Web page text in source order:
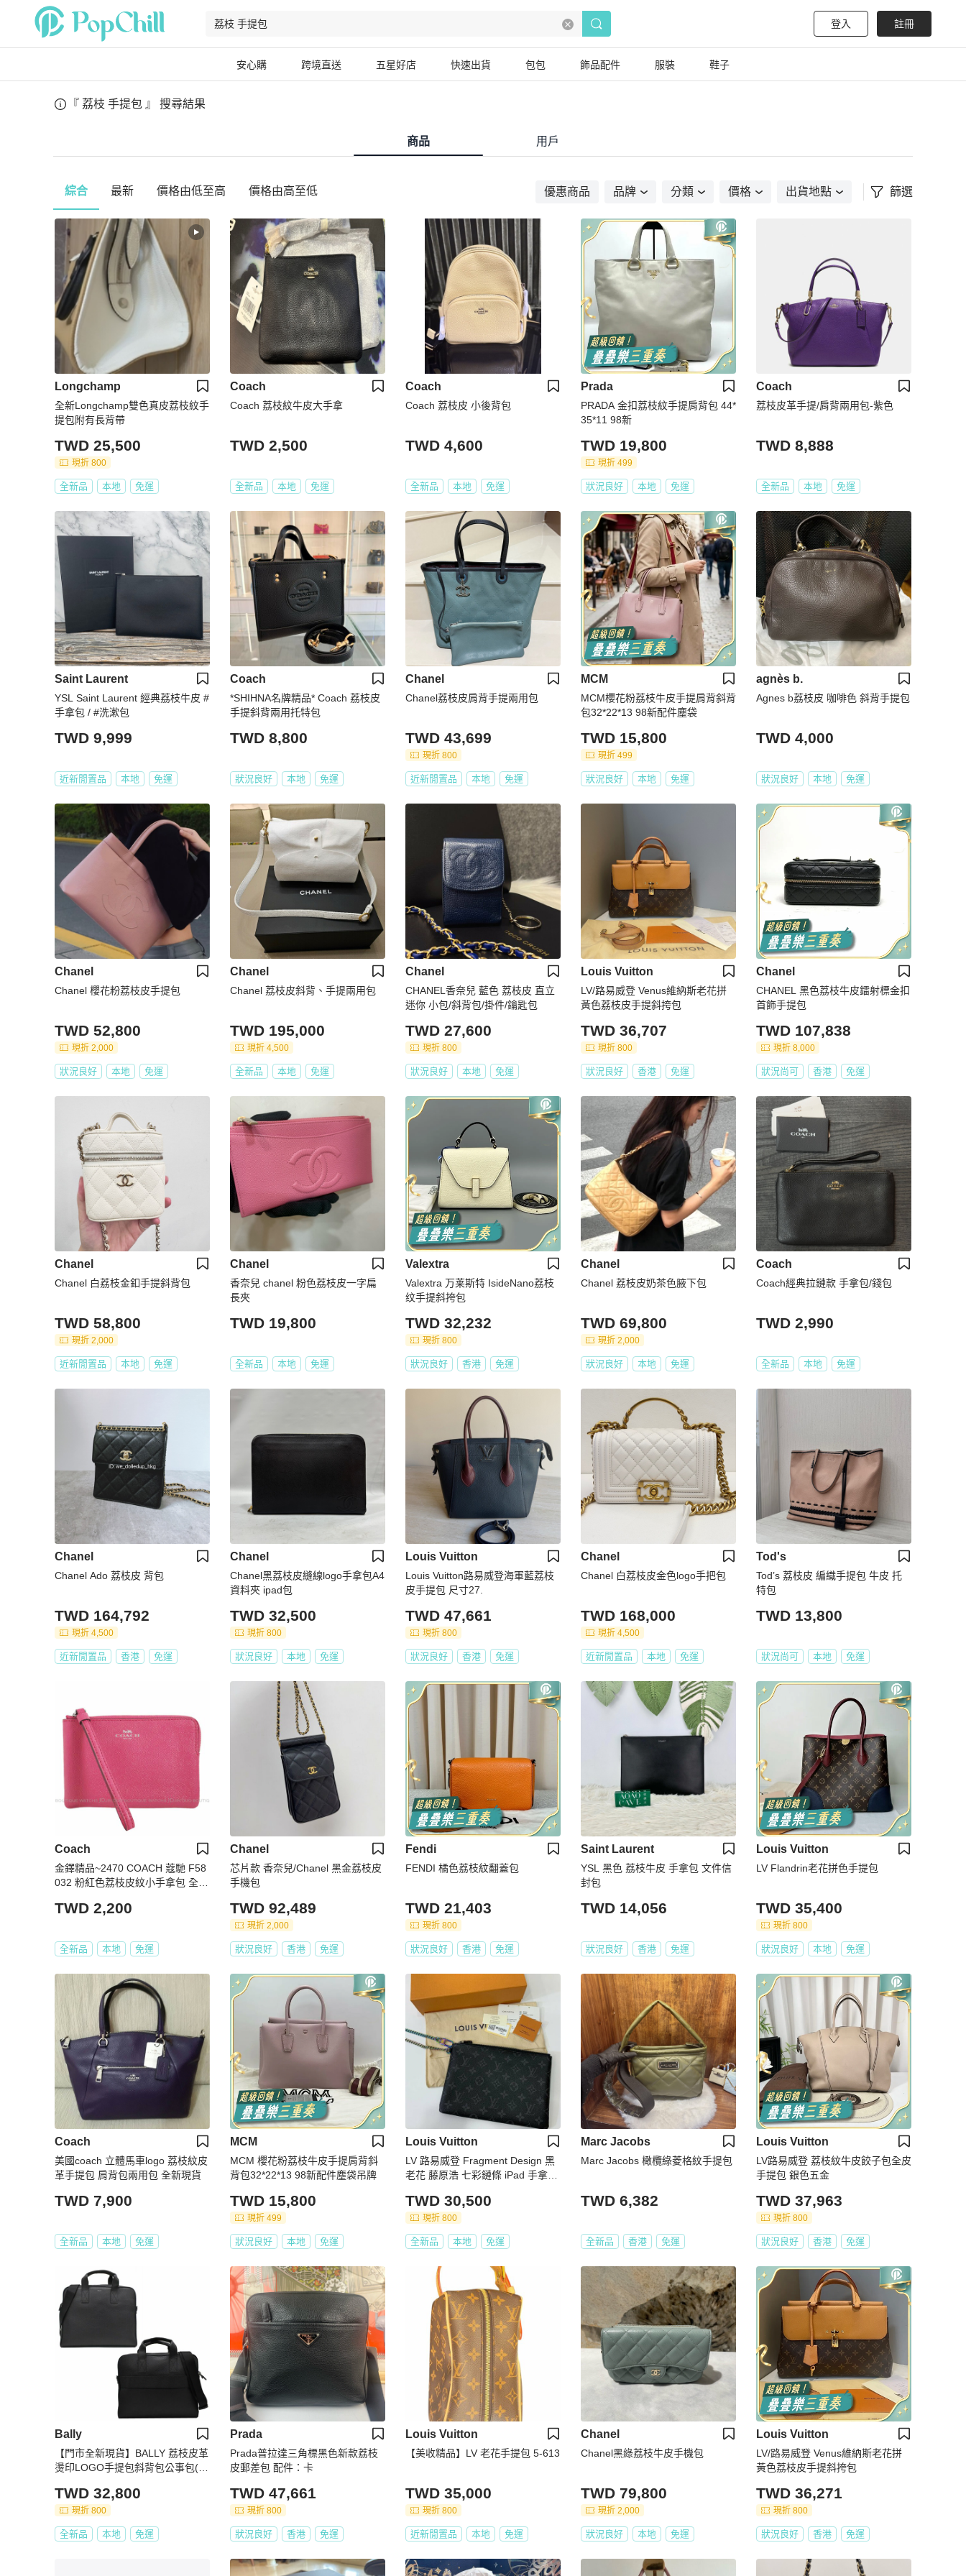
登入 註冊
安心購 跨境直送 五星好店 快速出貨 包包 飾品配件 服裝 鞋子
『 荔枝 手提包 』 搜尋結果
商品 用戶
綜合 最新 價格由低至高 價格由高至低 優惠商品 品牌 分類 價格 出貨地點 篩選
Longchamp
全新Longchamp雙色真皮荔枝紋手
提包附有長背帶
TWD 25,500
現折 800
全新品 本地 免運
Coach
Coach 荔枝紋牛皮大手拿
TWD 2,500
全新品 本地 免運
Coach
Coach 荔枝皮 小後背包
TWD 4,600
全新品 本地 免運
Prada
PRADA 金扣荔枝紋手提肩背包 44*
35*11 98新
TWD 19,800
現折 499
狀況良好 本地 免運
Coach
荔枝皮革手提/肩背兩用包-紫色
TWD 8,888
全新品 本地 免運
Saint Laurent
YSL Saint Laurent 經典荔枝牛皮 #
手拿包 / #洗漱包
TWD 9,999
近新閒置品 本地 免運
Coach
*SHIHNA名牌精品* Coach 荔枝皮
手提斜背兩用托特包
TWD 8,800
狀況良好 本地 免運
Chanel
Chanel荔枝皮肩背手提兩用包
TWD 43,699
現折 800
近新閒置品 本地 免運
MCM
MCM櫻花粉荔枝牛皮手提肩背斜背
包32*22*13 98新配件塵袋
TWD 15,800
現折 499
狀況良好 本地 免運
agnès b.
Agnes b荔枝皮 咖啡色 斜背手提包
TWD 4,000
狀況良好 本地 免運
Chanel
Chanel 櫻花粉荔枝皮手提包
TWD 52,800
現折 2,000
狀況良好 本地 免運
Chanel
Chanel 荔枝皮斜背、手提兩用包
TWD 195,000
現折 4,500
全新品 本地 免運
Chanel
CHANEL香奈兒 藍色 荔枝皮 直立
迷你 小包/斜背包/掛件/鑰匙包
TWD 27,600
現折 800
狀況良好 本地 免運
Louis Vuitton
LV/路易威登 Venus維納斯老花拼
黃色荔枝皮手提斜挎包
TWD 36,707
現折 800
狀況良好 香港 免運
Chanel
CHANEL 黑色荔枝牛皮鐳射標金扣
首飾手提包
TWD 107,838
現折 8,000
狀況尚可 香港 免運
Chanel
Chanel 白荔枝金釦手提斜背包
TWD 58,800
現折 2,000
近新閒置品 本地 免運
Chanel
香奈兒 chanel 粉色荔枝皮一字扁
長夾
TWD 19,800
全新品 本地 免運
Valextra
Valextra 万莱斯特 IsideNano荔枝
纹手提斜挎包
TWD 32,232
現折 800
狀況良好 香港 免運
Chanel
Chanel 荔枝皮奶茶色腋下包
TWD 69,800
現折 2,000
狀況良好 本地 免運
Coach
Coach經典拉鏈款 手拿包/錢包
TWD 2,990
全新品 本地 免運
Chanel
Chanel Ado 荔枝皮 背包
TWD 164,792
現折 4,500
近新閒置品 香港 免運
Chanel
Chanel黑荔枝皮縫線logo手拿包A4
資料夾 ipad包
TWD 32,500
現折 800
狀況良好 本地 免運
Louis Vuitton
Louis Vuitton路易威登海軍藍荔枝
皮手提包 尺寸27.
TWD 47,661
現折 800
狀況良好 香港 免運
Chanel
Chanel 白荔枝皮金色logo手把包
TWD 168,000
現折 4,500
近新閒置品 本地 免運
Tod's
Tod’s 荔枝皮 編織手提包 牛皮 托
特包
TWD 13,800
狀況尚可 本地 免運
Coach
金鐸精品~2470 COACH 蔻馳 F58
032 粉紅色荔枝皮紋小手拿包 全新
TWD 2,200
全新品 本地 免運
Chanel
芯片款 香奈兒/Chanel 黑金荔枝皮
手機包
TWD 92,489
現折 2,000
狀況良好 香港 免運
Fendi
FENDI 橘色荔枝紋翻蓋包
TWD 21,403
現折 800
狀況良好 香港 免運
Saint Laurent
YSL 黑色 荔枝牛皮 手拿包 文件信
封包
TWD 14,056
狀況良好 香港 免運
Louis Vuitton
LV Flandrin老花拼色手提包
TWD 35,400
現折 800
狀況良好 本地 免運
Coach
美國coach 立體馬車logo 荔枝紋皮
革手提包 肩背包兩用包 全新現貨
TWD 7,900
全新品 本地 免運
MCM
MCM 櫻花粉荔枝牛皮手提肩背斜
背包32*22*13 98新配件塵袋吊牌
TWD 15,800
現折 499
狀況良好 本地 免運
Louis Vuitton
LV 路易威登 Fragment Design 黑
老花 藤原浩 七彩鏈條 iPad 手拿包
TWD 30,500
現折 800
全新品 本地 免運
Marc Jacobs
Marc Jacobs 橄欖綠菱格紋手提包
TWD 6,382
全新品 香港 免運
Louis Vuitton
LV路易威登 荔枝紋牛皮餃子包全皮
手提包 銀色五金
TWD 37,963
現折 800
狀況良好 香港 免運
Bally
【門市全新現貨】BALLY 荔枝皮革
燙印LOGO手提包斜背包公事包(附
TWD 32,800
現折 800
全新品 本地 免運
Prada
Prada普拉達三角標黑色新款荔枝
皮郵差包 配件：卡
TWD 47,661
現折 800
狀況良好 香港 免運
Louis Vuitton
【美收精品】LV 老花手提包 5-613
TWD 35,000
現折 800
近新閒置品 本地 免運
Chanel
Chanel黑綠荔枝牛皮手機包
TWD 79,800
現折 2,000
狀況良好 本地 免運
Louis Vuitton
LV/路易威登 Venus維納斯老花拼
黃色荔枝皮手提斜挎包
TWD 36,271
現折 800
狀況良好 香港 免運